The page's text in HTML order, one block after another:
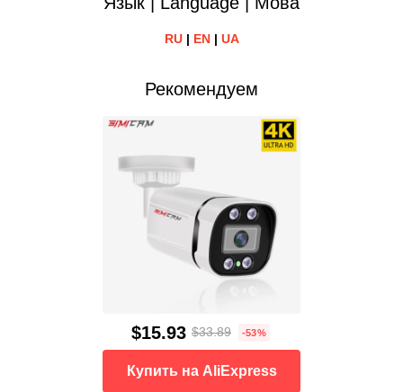
RU| EN| UA
Рекомендуем
$15.93 $33.89 -53%
Купить на AliExpress